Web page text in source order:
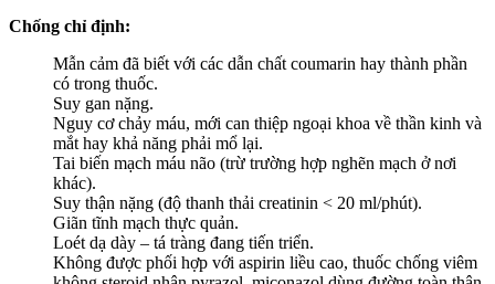
Chống chỉ định:
Mẫn cảm đã biết với các dẫn chất coumarin hay thành phần
có trong thuốc.
Suy gan nặng.
Nguy cơ chảy máu, mới can thiệp ngoại khoa về thần kinh và
mắt hay khả năng phải mổ lại.
Tai biến mạch máu não (trừ trường hợp nghẽn mạch ở nơi
khác).
Suy thận nặng (độ thanh thải creatinin < 20 ml/phút).
Giãn tĩnh mạch thực quản.
Loét dạ dày – tá tràng đang tiến triển.
Không được phối hợp với aspirin liều cao, thuốc chống viêm